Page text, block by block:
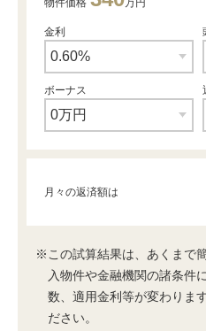
物件価格 万円
金利
ボーナス
月々の返済額は
※この試算結果は、あくまで
入物件や金融機関の諸条件
数、適用金利等が変わりま
ださい。